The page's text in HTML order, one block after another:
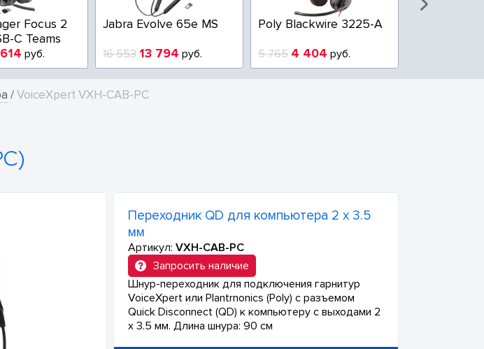
Focus 2
C Teams
руб.
Jabra Evolve 65e MS
16 553 13 794 руб.
Poly Blackwire 3225-A
5 765 4 404 руб.
/VoiceXpert VXH-CAB-PC
Переходник QD для компьютера 2 х 3.5
мм
Артикул: VXH-CAB-PC
Запросить наличие
Шнур-переходник для подключения гарнитур
VoiceXpert или Plantrnonics (Poly) с разъемом
Quick Disconnect (QD) к компьютеру с выходами 2
х 3.5 мм. Длина шнура: 90 см